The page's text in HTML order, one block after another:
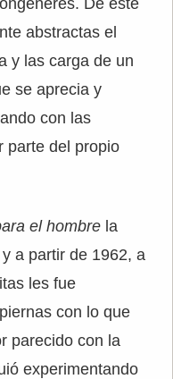
abstractas el
y las carga de un
se aprecia y
con las
parte del propio
el hombre la
a partir de 1962, a
les fue
con lo que
parecido con la
experimentando